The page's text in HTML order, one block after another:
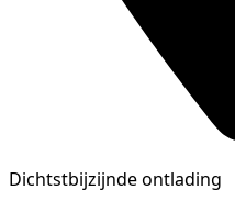
Dichtstbijzijnde ontlading